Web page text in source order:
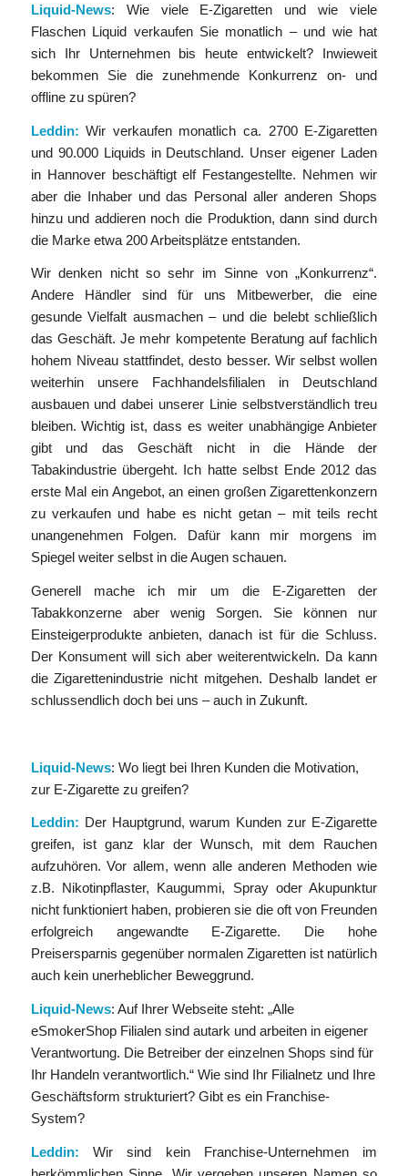
Liquid-News: Wie viele E-Zigaretten und wie viele
Flaschen Liquid verkaufen Sie monatlich – und wie hat
sich Ihr Unternehmen bis heute entwickelt? Inwieweit
bekommen Sie die zunehmende Konkurrenz on- und
offline zu spüren?
Leddin: Wir verkaufen monatlich ca. 2700 E-Zigaretten
und 90.000 Liquids in Deutschland. Unser eigener Laden
in Hannover beschäftigt elf Festangestellte. Nehmen wir
aber die Inhaber und das Personal aller anderen Shops
hinzu und addieren noch die Produktion, dann sind durch
die Marke etwa 200 Arbeitsplätze entstanden.
Wir denken nicht so sehr im Sinne von „Konkurrenz“.
Andere Händler sind für uns Mitbewerber, die eine
gesunde Vielfalt ausmachen – und die belebt schließlich
das Geschäft. Je mehr kompetente Beratung auf fachlich
hohem Niveau stattfindet, desto besser. Wir selbst wollen
weiterhin unsere Fachhandelsfilialen in Deutschland
ausbauen und dabei unserer Linie selbstverständlich treu
bleiben. Wichtig ist, dass es weiter unabhängige Anbieter
gibt und das Geschäft nicht in die Hände der
Tabakindustrie übergeht. Ich hatte selbst Ende 2012 das
erste Mal ein Angebot, an einen großen Zigarettenkonzern
zu verkaufen und habe es nicht getan – mit teils recht
unangenehmen Folgen. Dafür kann mir morgens im
Spiegel weiter selbst in die Augen schauen.
Generell mache ich mir um die E-Zigaretten der
Tabakkonzerne aber wenig Sorgen. Sie können nur
Einsteigerprodukte anbieten, danach ist für die Schluss.
Der Konsument will sich aber weiterentwickeln. Da kann
die Zigarettenindustrie nicht mitgehen. Deshalb landet er
schlussendlich doch bei uns – auch in Zukunft.
Liquid-News: Wo liegt bei Ihren Kunden die Motivation,
zur E-Zigarette zu greifen?
Leddin: Der Hauptgrund, warum Kunden zur E-Zigarette
greifen, ist ganz klar der Wunsch, mit dem Rauchen
aufzuhören. Vor allem, wenn alle anderen Methoden wie
z.B. Nikotinpflaster, Kaugummi, Spray oder Akupunktur
nicht funktioniert haben, probieren sie die oft von Freunden
erfolgreich angewandte E-Zigarette. Die hohe
Preisersparnis gegenüber normalen Zigaretten ist natürlich
auch kein unerheblicher Beweggrund.
Liquid-News: Auf Ihrer Webseite steht: „Alle
eSmokerShop Filialen sind autark und arbeiten in eigener
Verantwortung. Die Betreiber der einzelnen Shops sind für
Ihr Handeln verantwortlich.“ Wie sind Ihr Filialnetz und Ihre
Geschäftsform strukturiert? Gibt es ein Franchise-
System?
Leddin: Wir sind kein Franchise-Unternehmen im